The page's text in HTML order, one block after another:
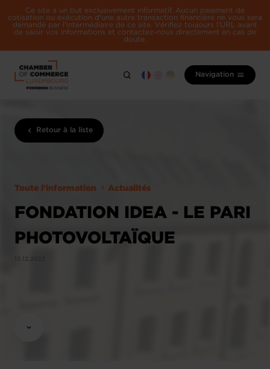
Ce site a un but exclusivement informatif. Aucun paiement de
cotisation ou exécution d'une autre transaction financière ne vous sera
demandé par l'intermédiaire de ce site. Vérifiez toujours l'URL avant
de saisir vos informations et contactez-nous directement en cas de
doute.
Navigation
Retour à la liste
Toute l'information Actualités
FONDATION IDEA - LE PARI
PHOTOVOLTAÏQUE
13.12.2023